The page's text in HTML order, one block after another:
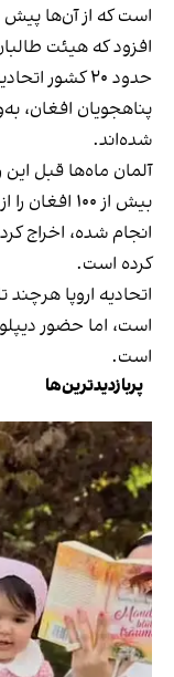
است که از آن‌ها
افزود که هیئت
حدود ۲۰ کشور
پناهجویان افغان،
شده‌اند.
بیش از ۱۰۰
انجام شده، اخراج
کرده است.
اتحادیه اروپا
است، اما حضور
است.
پربازدیدترین‌ها